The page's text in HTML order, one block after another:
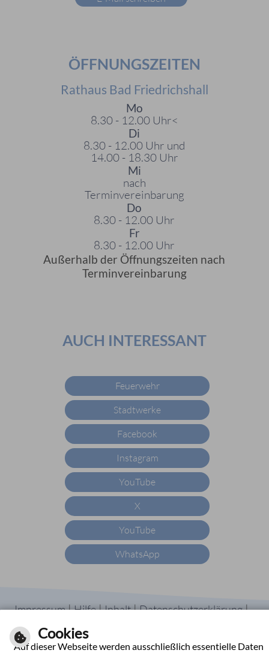
ÖFFNUNGSZEITEN
Rathaus Bad Friedrichshall
Mo
8.30 - 12.00 Uhr<
Di
8.30 - 12.00 Uhr und
14.00 - 18.30 Uhr
Mi
nach
Terminvereinbarung
Do
8.30 - 12.00 Uhr
Fr
8.30 - 12.00 Uhr
Außerhalb der Öffnungszeiten nach
Terminvereinbarung
AUCH INTERESSANT
Feuerwehr
Stadtwerke
Facebook
Instagram
YouTube
X
YouTube
WhatsApp
Impressum|Hilfe|Inhalt|Datenschutzerklärung|
Barrierefreiheit
Kontrast
Cookies
Auf dieser Webseite werden ausschließlich essentielle Daten